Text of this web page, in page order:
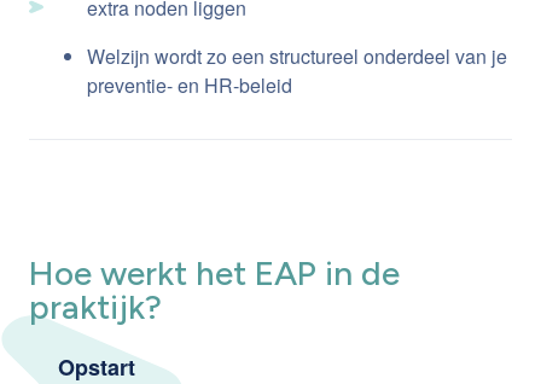
extra noden liggen
Welzijn wordt zo een structureel onderdeel van je
preventie- en HR-beleid
Hoe werkt het EAP in de
praktijk?
Opstart